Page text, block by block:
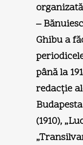
–
Ghibu a
până la
redacţie
(1910),